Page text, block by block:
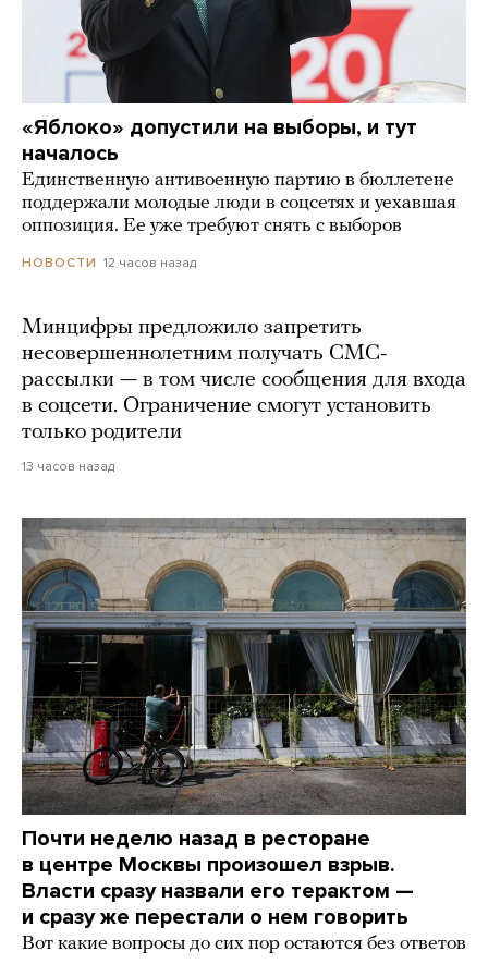
«Яблоко» допустили на выборы, и тут
началось
Единственную антивоенную партию в бюллетене
поддержали молодые люди в соцсетях и уехавшая
оппозиция. Ее уже требуют снять с выборов
НОВОСТИ 12 часов назад
Минцифры предложило запретить
несовершеннолетним получать СМС-
рассылки — в том числе сообщения для входа
в соцсети. Ограничение смогут установить
только родители
13 часов назад
Почти неделю назад в ресторане
в центре Москвы произошел взрыв.
Власти сразу назвали его терактом —
и сразу же перестали о нем говорить
Вот какие вопросы до сих пор остаются без ответов